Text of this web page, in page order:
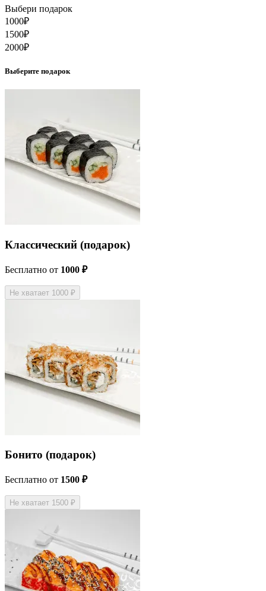
Выбери подарок
1000₽
1500₽
2000₽
Выберите подарок
Классический (подарок)
Бесплатно от 1000 ₽
Не хватает 1000 ₽
Бонито (подарок)
Бесплатно от 1500 ₽
Не хватает 1500 ₽